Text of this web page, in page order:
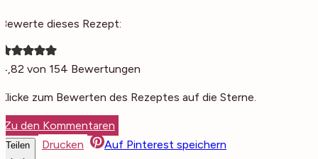
Bewerte dieses Rezept:
4,82 von 154 Bewertungen
Klicke zum Bewerten des Rezeptes auf die Sterne.
Zu den Kommentaren
Teilen Drucken Auf Pinterest speichern